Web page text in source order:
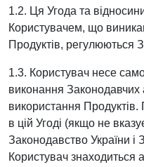
1.2. Ця Угода та
Користувачем, що
Продуктів, регулюються
1.3. Користувач несе
виконання Законодавчих
використання
в цій Угоді (якщо не
Законодавство України і
Користувач знаходиться